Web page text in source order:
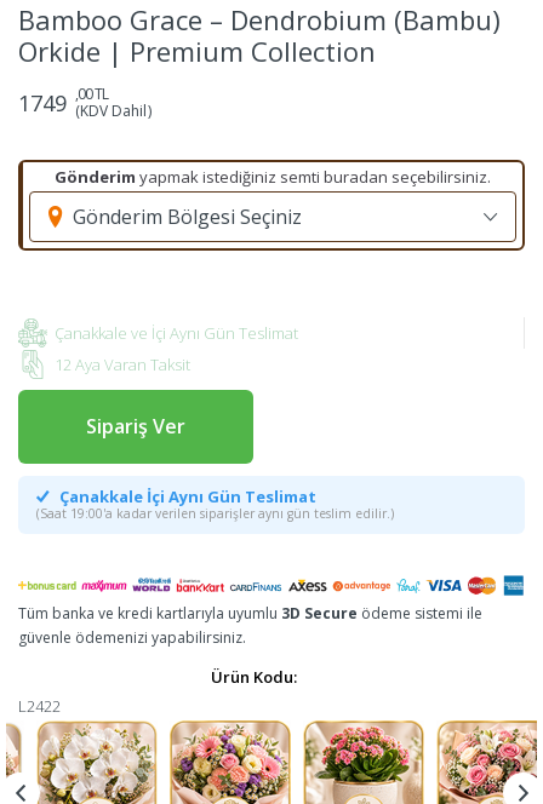
Bamboo Grace – Dendrobium (Bambu)
Orkide | Premium Collection
1749 ,00 TL
(KDV Dahil)
Gönderim yapmak istediğiniz semti buradan seçebilirsiniz.
Gönderim Bölgesi Seçiniz
Çanakkale ve İçi Aynı Gün Teslimat
12 Aya Varan Taksit
Sipariş Ver
Çanakkale İçi Aynı Gün Teslimat
(Saat 19:00'a kadar verilen siparişler aynı gün teslim edilir.)
Tüm banka ve kredi kartlarıyla uyumlu 3D Secure ödeme sistemi ile
güvenle ödemenizi yapabilirsiniz.
Ürün Kodu:
L2422